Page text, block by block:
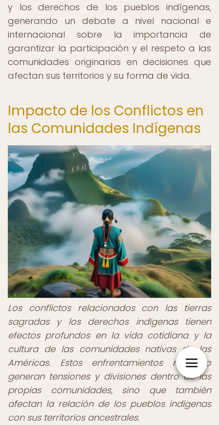
y los derechos de los pueblos indígenas,
generando un debate a nivel nacional e
internacional sobre la importancia de
garantizar la participación y el respeto a las
comunidades originarias en decisiones que
afectan sus territorios y su forma de vida.
Impacto de los Conflictos en
las Comunidades Indígenas
Los conflictos relacionados con las tierras
sagradas y los derechos indígenas tienen
efectos profundos en la vida cotidiana y la
cultura de las comunidades nativas de las
Américas. Estos enfrentamientos no solo
generan tensiones y divisiones dentro de las
propias comunidades, sino que también
afectan la relación de los pueblos indígenas
con sus territorios ancestrales.